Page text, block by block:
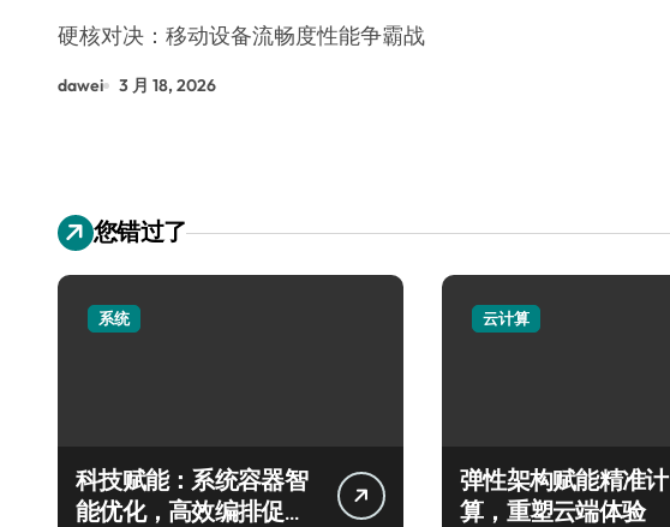
硬核对决：移动设备流畅度性能争霸战
dawei 3 月 18, 2026
您错过了
系统
科技赋能：系统容器智
能优化，高效编排促服
云计算
弹性架构赋能精准计
算，重塑云端体验